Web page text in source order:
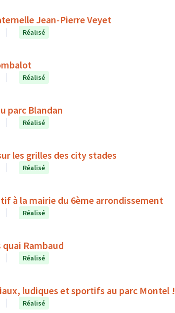
Jean-Pierre Veyet
Réalisé
Réalisé
parc Blandan
Réalisé
les grilles des city stades
Réalisé
à la mairie du 6ème arrondissement
Réalisé
Rambaud
Réalisé
ludiques et sportifs au parc Montel !
Réalisé